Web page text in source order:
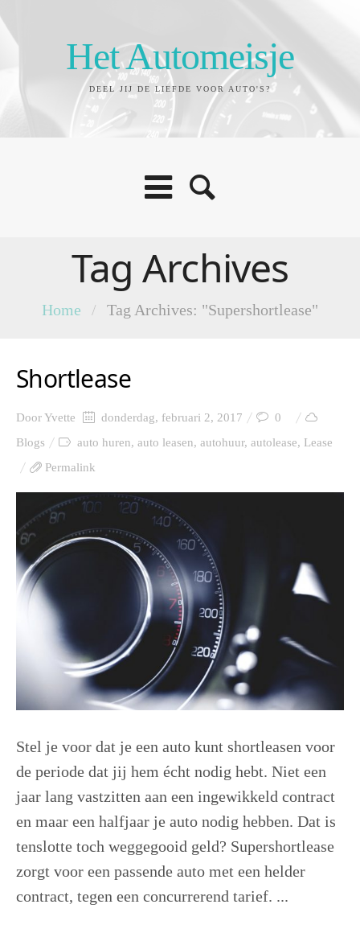
Het Automeisje
DEEL JIJ DE LIEFDE VOOR AUTO'S?
Tag Archives
Home / Tag Archives: "Supershortlease"
Shortlease
DoorYvette donderdag, februari 2, 2017
0
Blogs
auto huren, auto leasen, autohuur, autolease, Lease
Permalink
Stel je voor dat je een auto kunt shortleasen voor
de periode dat jij hem écht nodig hebt. Niet een
jaar lang vastzitten aan een ingewikkeld contract
en maar een halfjaar je auto nodig hebben. Dat is
tenslotte toch weggegooid geld? Supershortlease
zorgt voor een passende auto met een helder
contract, tegen een concurrerend tarief. ...